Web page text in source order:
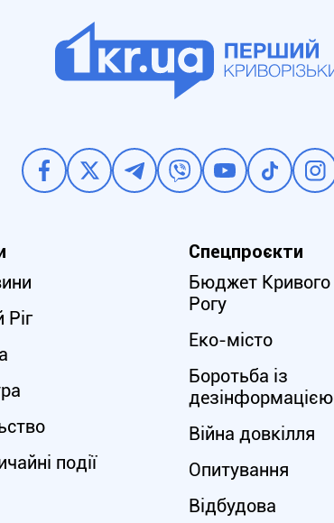
Ріг
події
Спецпроєкти
Бюджет Кривого
Рогу
Еко-місто
Боротьба із
дезінформацією
Війна довкілля
Опитування
Відбудова